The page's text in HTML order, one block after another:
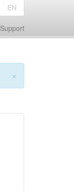
Support
EN
×